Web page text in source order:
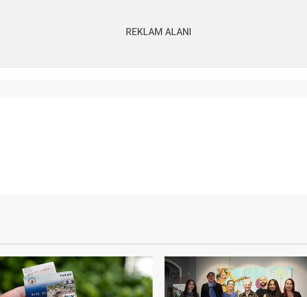
REKLAM ALANI